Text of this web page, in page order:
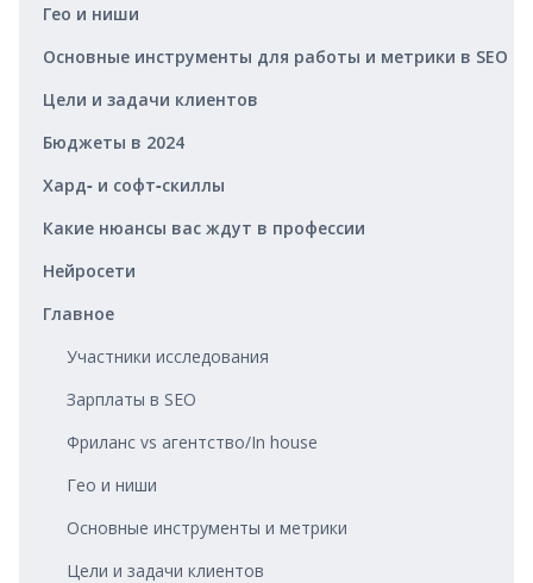
Гео и ниши
Основные инструменты для работы и метрики в SEO
Цели и задачи клиентов
Бюджеты в 2024
Хард‑ и софт‑скиллы
Какие нюансы вас ждут в профессии
Нейросети
Главное
Участники исследования
Зарплаты в SEO
Фриланс vs агентство/In house
Гео и ниши
Основные инструменты и метрики
Цели и задачи клиентов